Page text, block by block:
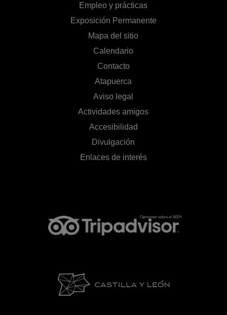
Empleo y prácticas
Exposición Permanente
Mapa del sitio
Calendario
Contacto
Atapuerca
Aviso legal
Actividades amigos
Accesibilidad
Divulgación
Enlaces de interés
Opiniones sobre el MEH